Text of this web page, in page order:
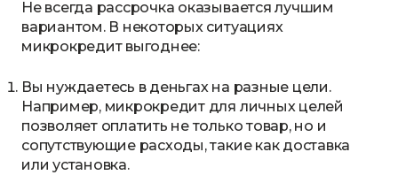
Не всегда рассрочка оказывается лучшим
вариантом. В некоторых ситуациях
микрокредит выгоднее:
Вы нуждаетесь в деньгах на разные цели.
Например, микрокредит для личных целей
позволяет оплатить не только товар, но и
сопутствующие расходы, такие как доставка
или установка.